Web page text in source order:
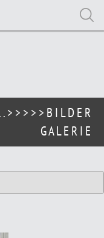
. > > > > > B I L D E R
G A L E R I E